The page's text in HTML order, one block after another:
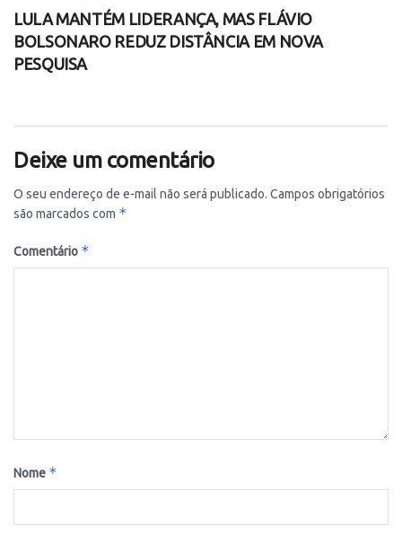
LULA MANTÉM LIDERANÇA, MAS FLÁVIO
BOLSONARO REDUZ DISTÂNCIA EM NOVA
PESQUISA
Deixe um comentário
O seu endereço de e-mail não será publicado. Campos obrigatórios
são marcados com *
Comentário *
Nome *